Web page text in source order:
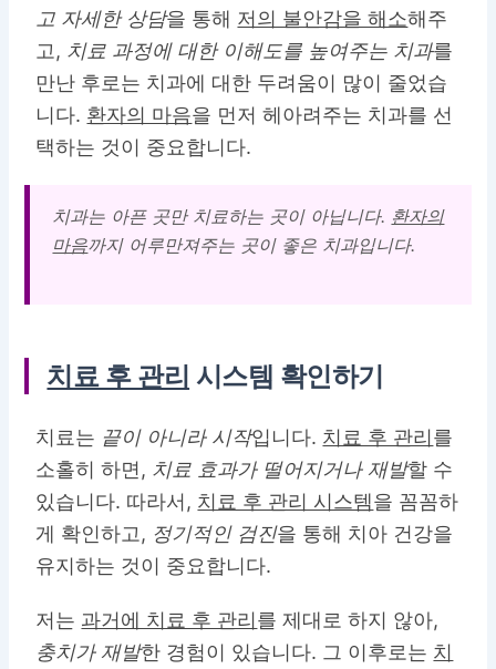
고 자세한 상담을 통해 저의 불안감을 해소해주
고, 치료 과정에 대한 이해도를 높여주는 치과를
만난 후로는 치과에 대한 두려움이 많이 줄었습
니다. 환자의 마음을 먼저 헤아려주는 치과를 선
택하는 것이 중요합니다.
치과는 아픈 곳만 치료하는 곳이 아닙니다. 환자의
마음까지 어루만져주는 곳이 좋은 치과입니다.
치료 후 관리 시스템 확인하기
치료는 끝이 아니라 시작입니다. 치료 후 관리를
소홀히 하면, 치료 효과가 떨어지거나 재발할 수
있습니다. 따라서, 치료 후 관리 시스템을 꼼꼼하
게 확인하고, 정기적인 검진을 통해 치아 건강을
유지하는 것이 중요합니다.
저는 과거에 치료 후 관리를 제대로 하지 않아,
충치가 재발한 경험이 있습니다. 그 이후로는 치